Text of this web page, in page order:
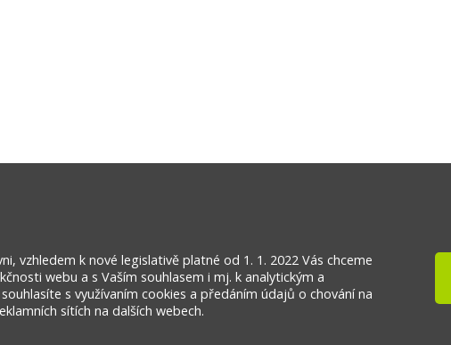
vzhledem k nové legislativě platné od 1. 1. 2022 Vás chceme
webu a s Vaším souhlasem i mj. k analytickým a
s využívaním cookies a předáním údajů o chování na
sítích na dalších webech.